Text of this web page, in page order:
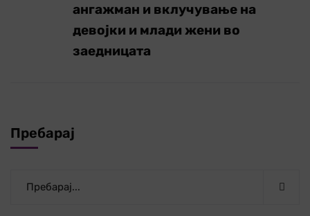
ангажман и вклучување на
девојки и млади жени во
заедницата
Пребарај